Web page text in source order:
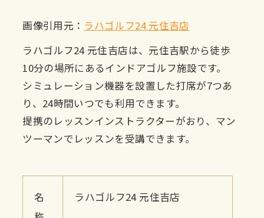
画像引用元： ラハゴルフ24 元住吉店
ラハゴルフ24 元住吉店は、元住吉駅から徒歩
10分の場所にあるインドアゴルフ施設です。
シミュレーション機器を設置した打席が7つあ
り、24時間いつでも利用できます。
提携のレッスンインストラクターがおり、マン
ツーマンでレッスンを受講できます。
名
ラハゴルフ24 元住吉店